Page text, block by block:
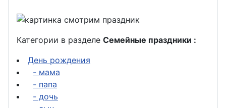
Категории в разделе Семейные праздники :
День рождения
- мама
- папа
- дочь